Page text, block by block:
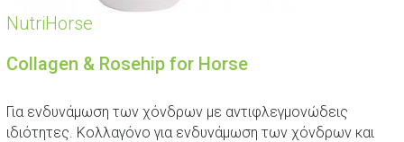
NutriHorse
Collagen & Rosehip for Horse
Για ενδυνάμωση των χόνδρων με αντιφλεγμονώδεις
ιδιότητες. Κολλαγόνο για ενδυνάμωση των χόνδρων και